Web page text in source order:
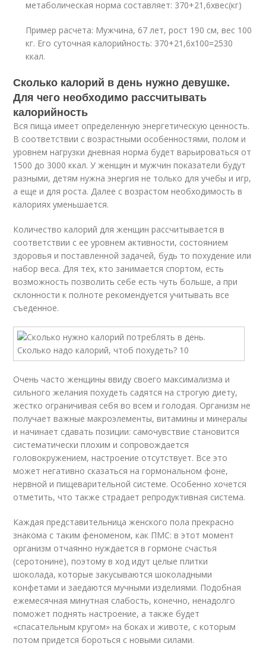
метаболическая норма составляет: 370+21,6хвес(кг)
Пример расчета: Мужчина, 67 лет, рост 190 см, вес 100
кг. Его суточная калорийность: 370+21,6х100=2530
ккал.
Сколько калорий в день нужно девушке.
Для чего необходимо рассчитывать
калорийность
Вся пища имеет определенную энергетическую ценность.
В соответствии с возрастными особенностями, полом и
уровнем нагрузки дневная норма будет варьироваться от
1500 до 3000 ккал. У женщин и мужчин показатели будут
разными, детям нужна энергия не только для учебы и игр,
а еще и для роста. Далее с возрастом необходимость в
калориях уменьшается.
Количество калорий для женщин рассчитывается в
соответствии с ее уровнем активности, состоянием
здоровья и поставленной задачей, будь то похудение или
набор веса. Для тех, кто занимается спортом, есть
возможность позволить себе есть чуть больше, а при
склонности к полноте рекомендуется учитывать все
съеденное.
Очень часто женщины ввиду своего максимализма и
сильного желания похудеть садятся на строгую диету,
жестко ограничивая себя во всем и голодая. Организм не
получает важные макроэлементы, витамины и минералы
и начинает сдавать позиции: самочувствие становится
систематически плохим и сопровождается
головокружением, настроение отсутствует. Все это
может негативно сказаться на гормональном фоне,
нервной и пищеварительной системе. Особенно хочется
отметить, что также страдает репродуктивная система.
Каждая представительница женского пола прекрасно
знакома с таким феноменом, как ПМС: в этот момент
организм отчаянно нуждается в гормоне счастья
(серотонине), поэтому в ход идут целые плитки
шоколада, которые закусываются шоколадными
конфетами и заедаются мучными изделиями. Подобная
ежемесячная минутная слабость, конечно, ненадолго
поможет поднять настроение, а также будет
«спасательным кругом» на боках и животе, с которым
потом придется бороться с новыми силами.